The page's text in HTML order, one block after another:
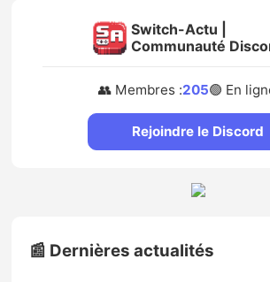
Switch-Actu |
Communauté
👥 Membres :205🟢 En
Rejoindre le Discord
📰 Dernières actualités